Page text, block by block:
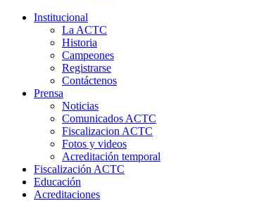
Institucional
La ACTC
Historia
Campeones
Registrarse
Contáctenos
Prensa
Noticias
Comunicados ACTC
Fiscalizacion ACTC
Fotos y videos
Acreditación temporal
Fiscalización ACTC
Educación
Acreditaciones